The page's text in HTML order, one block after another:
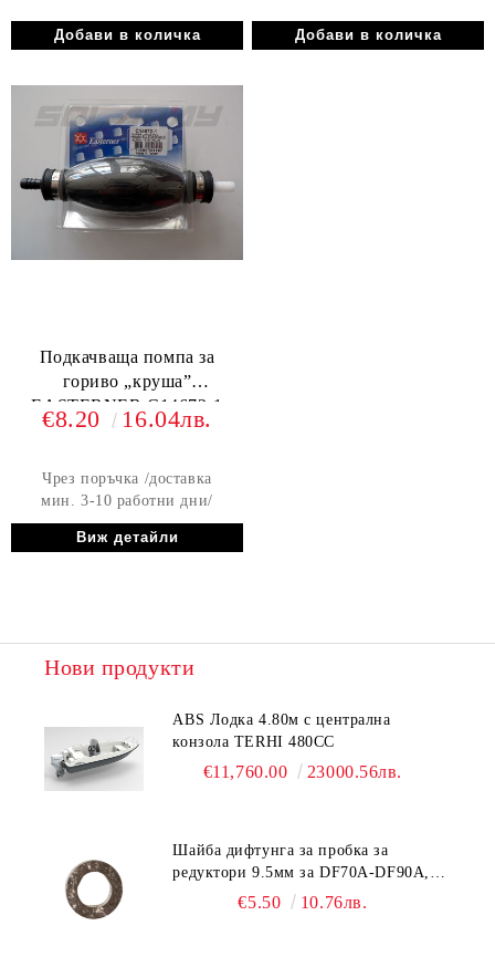
Подкачваща помпа за
гориво „круша”
EASTERNER C14672-1
€8.20 16.04лв.
Чрез поръчка /доставка
мин. 3-10 работни дни/
Виж детайли
Нови продукти
ABS Лодка 4.80м с централна
конзола TERHI 480CC
€11,760.00 23000.56лв.
Шайба дифтунга за пробка за
редуктори 9.5мм за DF70A-DF90A,
DF150-DF350 Suzuki 09168-10038
€5.50 10.76лв.